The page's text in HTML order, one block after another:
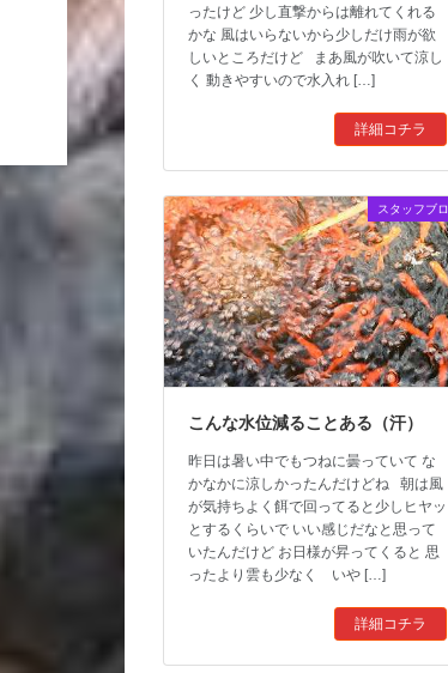
ったけど 少し直撃からは離れてくれる
かな 風はいらないから少しだけ雨が欲
しいところだけど まあ風が吹いて涼し
く 動きやすいので水入れ […]
詳細コチラ
スタッフブ
こんな水位減ることある（汗）
昨日は暑い中でもつねに曇っていて な
かなかに涼しかったんだけどね 朝は風
が気持ちよく餌で回ってると少しヒヤッ
とするくらいで いい感じだなと思って
いたんだけど お日様が昇ってくると 思
ったより雲も少なく いや […]
詳細コチラ